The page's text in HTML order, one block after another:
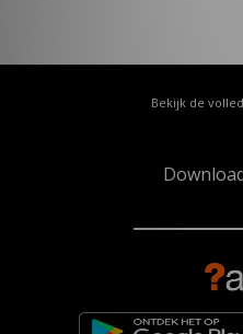
Bekijk de